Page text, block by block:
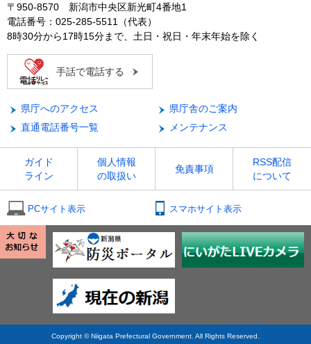
〒950-8570 新潟市中央区新光町4番地1
電話番号：025-285-5511（代表）
8時30分から17時15分まで、土日・祝日・年末年始を除く
手話で電話する
県庁へのアクセス
県庁舎のご案内
直通電話番号一覧
メンテナンス
ガイド
ライン
個人情報
の取扱い
免責事項
RSS配信
について
PCサイト表示 スマホサイト表示
Copyright © Niigata Prefectural Government. All Rights Reserved.